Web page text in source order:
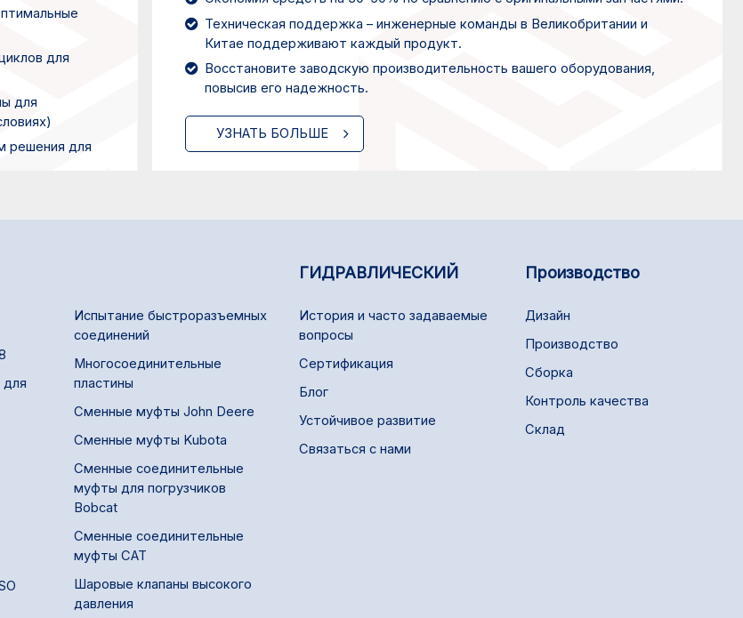
для
для
решения для
Техническая поддержка – инженерные команды в Великобритании и
Китае поддерживают каждый продукт.
Восстановите заводскую производительность вашего оборудования,
повысив его надежность.
УЗНАТЬ БОЛЬШЕ
Испытание быстроразъемных
соединений
Многосоединительные
пластины
Сменные муфты John Deere
Сменные муфты Kubota
Сменные соединительные
муфты для погрузчиков
Bobcat
Сменные соединительные
муфты CAT
Шаровые клапаны высокого
давления
ГИДРАВЛИЧЕСКИЙ
История и часто задаваемые
вопросы
Сертификация
Блог
Устойчивое развитие
Связаться с нами
Производство
Дизайн
Производство
Сборка
Контроль качества
Склад